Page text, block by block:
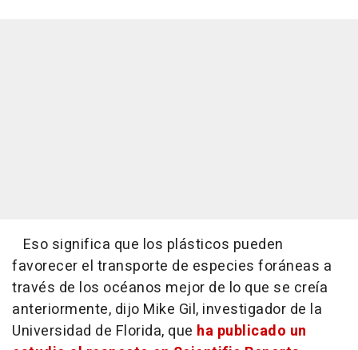
Eso significa que los plásticos pueden
favorecer el transporte de especies foráneas a
través de los océanos mejor de lo que se creía
anteriormente, dijo Mike Gil, investigador de la
Universidad de Florida, que ha publicado un